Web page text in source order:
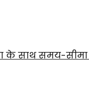
के साथ समय-